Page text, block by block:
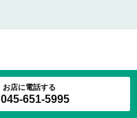
お店に電話する
045-651-5995